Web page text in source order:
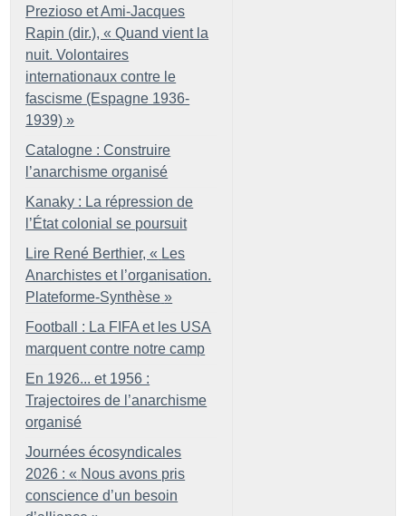
Prezioso et Ami-Jacques
Rapin (dir.), « Quand vient la
nuit. Volontaires
internationaux contre le
fascisme (Espagne 1936-
1939) »
Catalogne : Construire
l’anarchisme organisé
Kanaky : La répression de
l’État colonial se poursuit
Lire René Berthier, « Les
Anarchistes et l’organisation.
Plateforme-Synthèse »
Football : La FIFA et les USA
marquent contre notre camp
En 1926... et 1956 :
Trajectoires de l’anarchisme
organisé
Journées écosyndicales
2026 : « Nous avons pris
conscience d’un besoin